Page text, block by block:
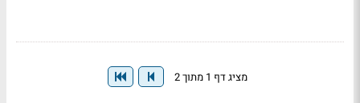
מציג דף 1 מתוך 2